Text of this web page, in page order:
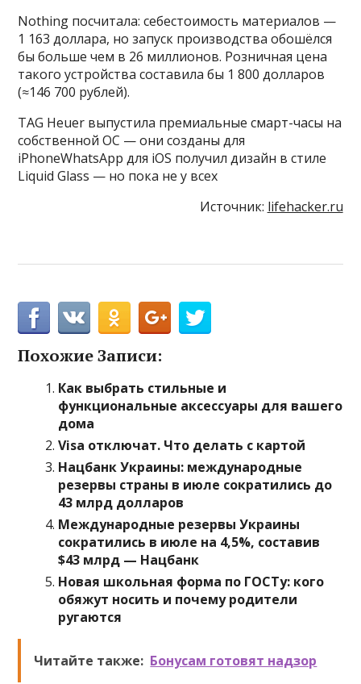
Nothing посчитала: себестоимость материалов —
1 163 доллара, но запуск производства обошёлся
бы больше чем в 26 миллионов. Розничная цена
такого устройства составила бы 1 800 долларов
(≈146 700 рублей).
TAG Heuer выпустила премиальные смарт-часы на
собственной ОС — они созданы для
iPhoneWhatsApp для iOS получил дизайн в стиле
Liquid Glass — но пока не у всех
Источник: lifehacker.ru
Похожие Записи:
Как выбрать стильные и
функциональные аксессуары для вашего
дома
Visa отключат. Что делать с картой
Нацбанк Украины: международные
резервы страны в июле сократились до
43 млрд долларов
Международные резервы Украины
сократились в июле на 4,5%, составив
$43 млрд — Нацбанк
Новая школьная форма по ГОСТу: кого
обяжут носить и почему родители
ругаются
Читайте также: Бонусам готовят надзор